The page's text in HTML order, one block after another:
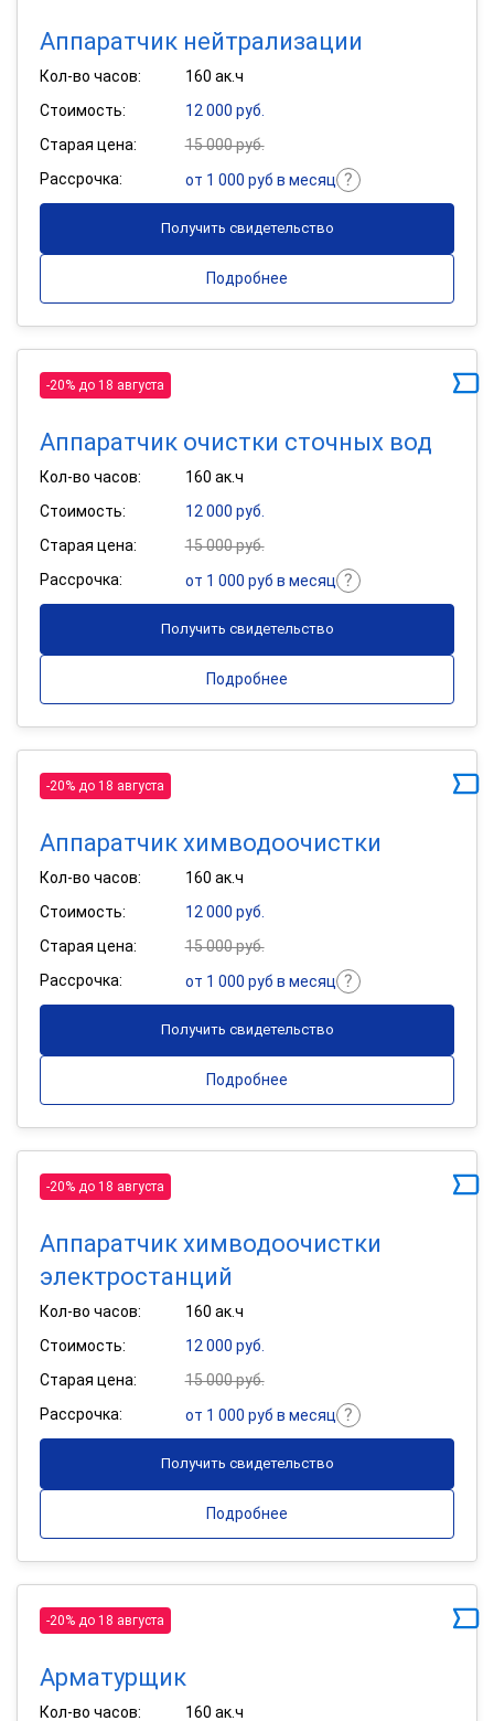
Аппаратчик нейтрализации
Кол-во часов:
160 ак.ч
Стоимость:
12 000 руб.
Старая цена:
15 000 руб.
Рассрочка:
от 1 000 руб в месяц
Получить свидетельство
Подробнее
-20% до 18 августа
Аппаратчик очистки сточных вод
Кол-во часов:
160 ак.ч
Стоимость:
12 000 руб.
Старая цена:
15 000 руб.
Рассрочка:
от 1 000 руб в месяц
Получить свидетельство
Подробнее
-20% до 18 августа
Аппаратчик химводоочистки
Кол-во часов:
160 ак.ч
Стоимость:
12 000 руб.
Старая цена:
15 000 руб.
Рассрочка:
от 1 000 руб в месяц
Получить свидетельство
Подробнее
-20% до 18 августа
Аппаратчик химводоочистки
электростанций
Кол-во часов:
160 ак.ч
Стоимость:
12 000 руб.
Старая цена:
15 000 руб.
Рассрочка:
от 1 000 руб в месяц
Получить свидетельство
Подробнее
-20% до 18 августа
Арматурщик
Кол-во часов:
160 ак.ч